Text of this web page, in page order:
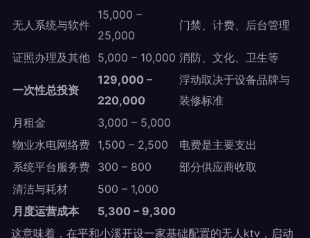
无人系统与软件
15,000 –
25,000
门禁、计费、后台管理
证照办理及其他 5,000 – 10,000 消防、文化、卫生等
一次性总投资
129,000 –
220,000
浮动取决于设备品牌与
装修标准
月租金
3,000 – 5,000
物业水电网络费 1,500 – 2,500
电费是主要支出
系统平台服务费 300 – 800
部分供应商收取
清洁与耗材
500 – 1,000
月度运营成本
5,300 – 9,300
这意味着，在平和小溪开设一家基础配置的无人ktv，启动